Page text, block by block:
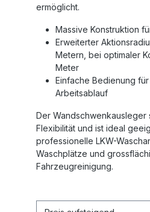
ermöglicht.
Massive Konstruktion
Erweiterter
Metern, bei optimaler
Meter
Einfache Bedienung
Arbeitsablauf
Der Wandschwenkausleger
Flexibilität und ist ideal
professionelle LKW-
Waschplätze und
Fahrzeugreinigung.